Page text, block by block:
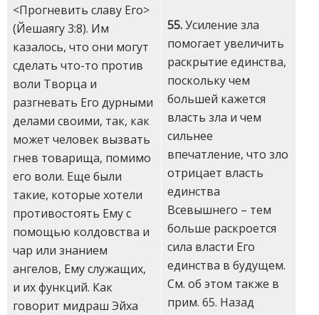
<Прогневить славу Его>
(Йешаягу 3:8). Им
казалось, что они могут
сделать что-то против
воли Творца и
разгневать Его дурными
делами своими, так, как
может человек вызвать
гнев товарища, помимо
его воли. Еще были
такие, которые хотели
противостоять Ему с
помощью колдовства и
чар или знанием
ангелов, Ему служащих,
и их функций. Как
говорит мидраш Эйха
55.Усиление зла
помогает увеличить
раскрытие единства,
поскольку чем
большей кажется
власть зла и чем
сильнее
впечатление, что зло
отрицает власть
единства
Всевышнего – тем
больше раскроется
сила власти Его
единства в будущем.
См. об этом также в
прим.65. Назад